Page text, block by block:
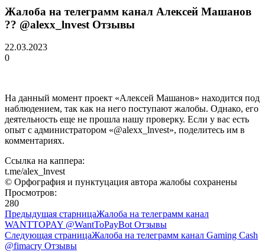
Жалоба на телеграмм канал Алексей Машанов
?? @alexx_lnvest Отзывы
22.03.2023
0
На данный момент проект «Алексей Машанов» находится под
наблюдением, так как на него поступают жалобы. Однако, его
деятельность еще не прошла нашу проверку. Если у вас есть
опыт с администратором «@alexx_lnvest», поделитесь им в
комментариях.
Ссылка на каппера:
t.me/alex_lnvest
© Орфография и пунктуцация автора жалобы сохранены
Просмотров:
280
Предыдущая старницаЖалоба на телеграмм канал
WANTTOPAY @WantToPayBot Отзывы
Следующая страницаЖалоба на телеграмм канал Gaming Cash
@fimacry Отзывы